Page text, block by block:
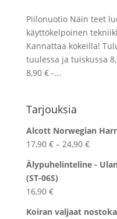
Piilonuotio Näin teet
käyttökelpoinen
Kannattaa kokeilla!
tuulessa ja tuiskussa
8,90 € -...
Tarjouksia
Alcott Norwegian
17,90 € – 24,90 €
-
Älypuhelinteline -
(ST-06S)
16,90 €
Koiran valjaat